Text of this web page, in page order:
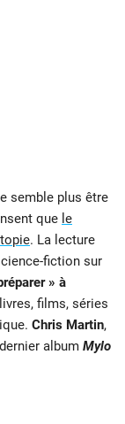
semble plus être
que le
. La lecture
fiction sur
» à
films, séries
Chris Martin,
album Mylo